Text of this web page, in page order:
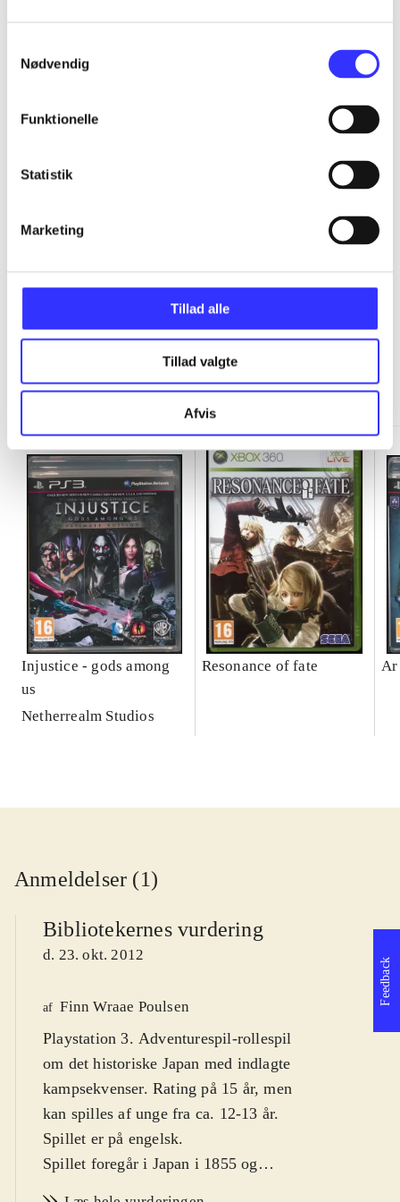
Nødvendig
Funktionelle
Statistik
Marketing
Tillad alle
Tillad valgte
Afvis
...
Minder om
Injustice - gods among
us
Netherrealm Studios
Resonance of fate Ar
Anmeldelser (1)
Bibliotekernes vurdering
d. 23. okt. 2012
af Finn Wraae Poulsen
Playstation 3. Adventurespil-rollespil
om det historiske Japan med indlagte
kampsekvenser. Rating på 15 år, men
kan spilles af unge fra ca. 12-13 år.
Spillet er på engelsk.
Spillet foregår i Japan i 1855 og
Feedback